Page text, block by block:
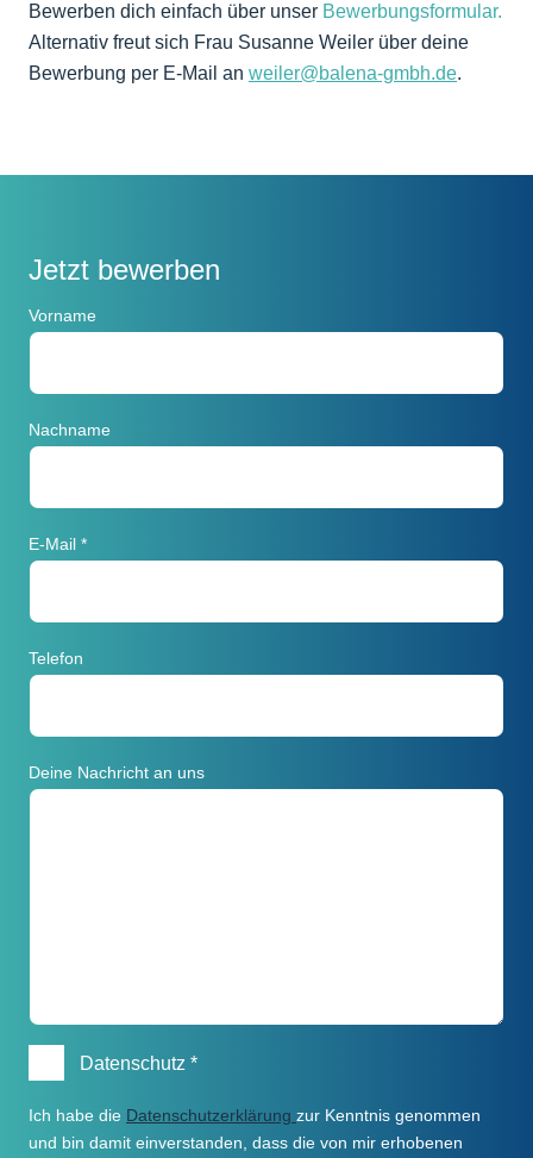
Bewerben dich einfach über unser Bewerbungsformular.
Alternativ freut sich Frau Susanne Weiler über deine
Bewerbung per E-Mail an weiler@balena-gmbh.de.
Jetzt bewerben
Vorname
Nachname
E-Mail *
Telefon
Deine Nachricht an uns
Datenschutz *
Ich habe die Datenschutzerklärung zur Kenntnis genommen
und bin damit einverstanden, dass die von mir erhobenen